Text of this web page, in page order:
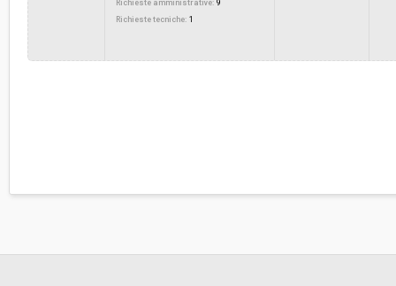
Richieste amministrative: 9
Richieste tecniche: 1